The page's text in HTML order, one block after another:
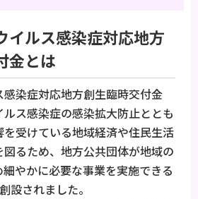
イルス感染症対応地方
金とは
染症対応地方創生臨時交付金
ス感染症の感染拡大防止ととも
受けている地域経済や住民生活
るため、地方公共団体が地域の
やかに必要な事業を実施できる
設されました。